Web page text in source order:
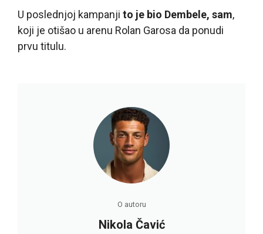
U poslednjoj kampanji to je bio Dembele, sam,
koji je otišao u arenu Rolan Garosa da ponudi
prvu titulu.
O autoru
Nikola Čavić